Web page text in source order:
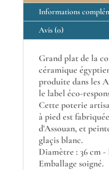
Informations
Avis (0)
Grand plat de la
céramique
produite dans les
le label éco-
Cette poterie
à pied est
d'Assouan, et
glaçis blanc.
Diamètre : 36 cm
Emballage soigné.